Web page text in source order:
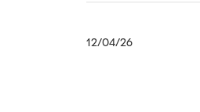
תאריך12/04/26